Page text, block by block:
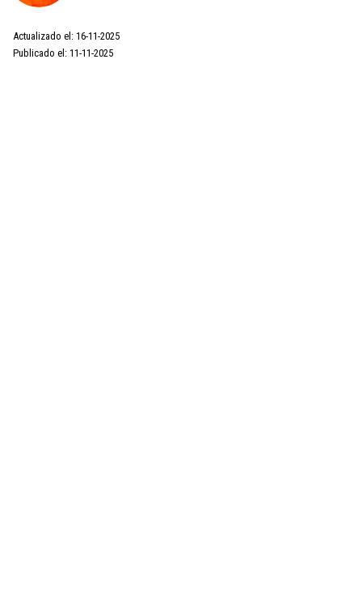
Actualizado el: 16-11-2025
Publicado el: 11-11-2025